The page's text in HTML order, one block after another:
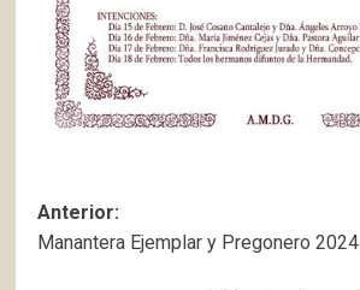
Navegación
de
Anterior:
Manantera Ejemplar y Pregonero 2024